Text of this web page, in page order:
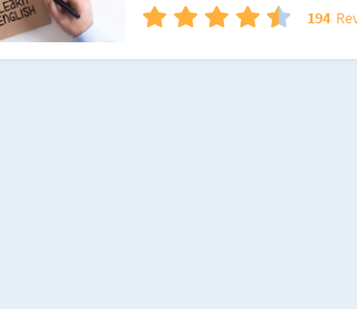
alumno llega a ser capaz de
194